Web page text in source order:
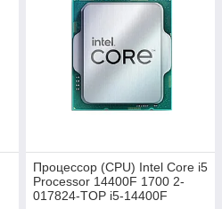
Процессор (CPU) Intel Core i5
Processor 14400F 1700 2-
017824-TOP i5-14400F